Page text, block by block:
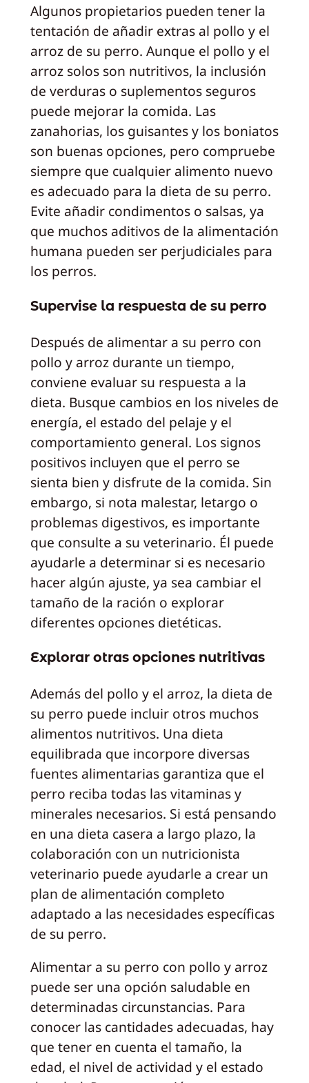
Algunos propietarios pueden tener la
tentación de añadir extras al pollo y el
arroz de su perro. Aunque el pollo y el
arroz solos son nutritivos, la inclusión
de verduras o suplementos seguros
puede mejorar la comida. Las
zanahorias, los guisantes y los boniatos
son buenas opciones, pero compruebe
siempre que cualquier alimento nuevo
es adecuado para la dieta de su perro.
Evite añadir condimentos o salsas, ya
que muchos aditivos de la alimentación
humana pueden ser perjudiciales para
los perros.
Supervise la respuesta de su perro
Después de alimentar a su perro con
pollo y arroz durante un tiempo,
conviene evaluar su respuesta a la
dieta. Busque cambios en los niveles de
energía, el estado del pelaje y el
comportamiento general. Los signos
positivos incluyen que el perro se
sienta bien y disfrute de la comida. Sin
embargo, si nota malestar, letargo o
problemas digestivos, es importante
que consulte a su veterinario. Él puede
ayudarle a determinar si es necesario
hacer algún ajuste, ya sea cambiar el
tamaño de la ración o explorar
diferentes opciones dietéticas.
Explorar otras opciones nutritivas
Además del pollo y el arroz, la dieta de
su perro puede incluir otros muchos
alimentos nutritivos. Una dieta
equilibrada que incorpore diversas
fuentes alimentarias garantiza que el
perro reciba todas las vitaminas y
minerales necesarios. Si está pensando
en una dieta casera a largo plazo, la
colaboración con un nutricionista
veterinario puede ayudarle a crear un
plan de alimentación completo
adaptado a las necesidades específicas
de su perro.
Alimentar a su perro con pollo y arroz
puede ser una opción saludable en
determinadas circunstancias. Para
conocer las cantidades adecuadas, hay
que tener en cuenta el tamaño, la
edad, el nivel de actividad y el estado